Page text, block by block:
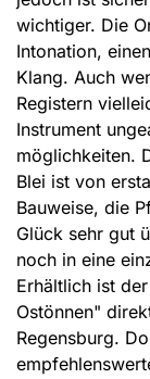
wichtiger. Die
Intonation,
Klang. Auch
Registern
Instrument
möglichkeiten.
Blei ist von
Bauweise, die
Glück sehr gut
noch in eine
Erhältlich ist
Ostönnen"
Regensburg.